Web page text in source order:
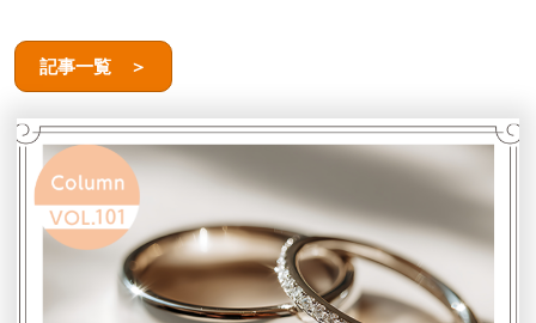
記事一覧 ＞